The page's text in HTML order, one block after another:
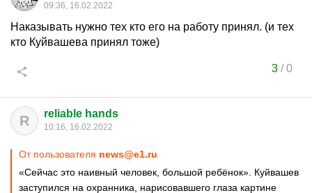
09:36, 16.02.2022
Наказывать нужно тех кто его на работу принял. (и тех
кто Куйвашева принял тоже)
3/0
R reliable hands
10:16, 16.02.2022
От пользователя news@e1.ru
«Сейчас это наивный человек, большой ребёнок». Куйвашев
заступился на охранника, нарисовавшего глаза картине